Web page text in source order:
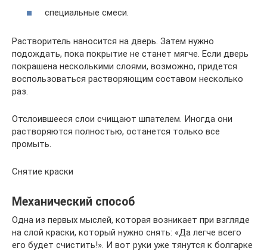
специальные смеси.
Растворитель наносится на дверь. Затем нужно
подождать, пока покрытие не станет мягче. Если дверь
покрашена несколькими слоями, возможно, придется
воспользоваться растворяющим составом несколько
раз.
Отслоившееся слои счищают шпателем. Иногда они
растворяются полностью, останется только все
промыть.
Снятие краски
Механический способ
Одна из первых мыслей, которая возникает при взгляде
на слой краски, который нужно снять: «Да легче всего
его будет счистить!». И вот руки уже тянутся к болгарке